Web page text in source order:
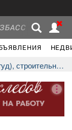
Новости
Услуги
компания